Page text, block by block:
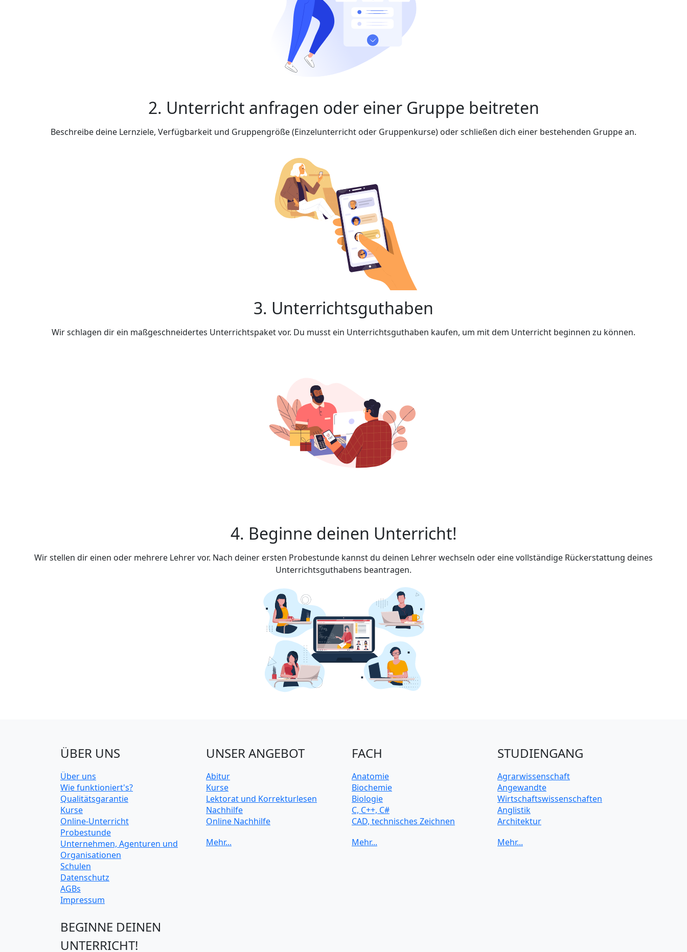
2. Unterricht anfragen oder einer Gruppe beitreten
Beschreibe deine Lernziele, Verfügbarkeit und Gruppengröße (Einzelunterricht oder Gruppenkurse) oder schließen dich einer bestehenden Gruppe an.
3. Unterrichtsguthaben
Wir schlagen dir ein maßgeschneidertes Unterrichtspaket vor. Du musst ein Unterrichtsguthaben kaufen, um mit dem Unterricht beginnen zu können.
4. Beginne deinen Unterricht!
Wir stellen dir einen oder mehrere Lehrer vor. Nach deiner ersten Probestunde kannst du deinen Lehrer wechseln oder eine vollständige Rückerstattung deines
Unterrichtsguthabens beantragen.
ÜBER UNS
Über uns
Wie funktioniert's?
Qualitätsgarantie
Kurse
Online-Unterricht
Probestunde
Unternehmen, Agenturen und
Organisationen
Schulen
Datenschutz
AGBs
Impressum
BEGINNE DEINEN
UNTERRICHT!
UNSER ANGEBOT
Abitur
Kurse
Lektorat und Korrekturlesen
Nachhilfe
Online Nachhilfe
FACH
Anatomie
Biochemie
Biologie
C, C++, C#
CAD, technisches Zeichnen
Computerarchitektur
STUDIENGANG
Agrarwissenschaft
Angewandte
Wirtschaftswissenschaften
Anglistik
Architektur
Betriebswirtschaft BWL